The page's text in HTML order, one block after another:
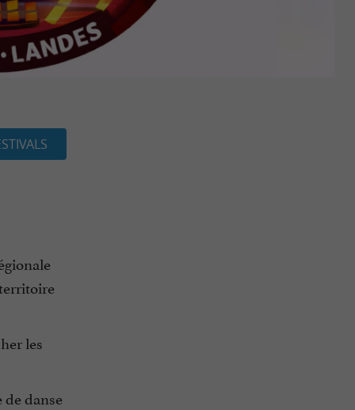
les
danse